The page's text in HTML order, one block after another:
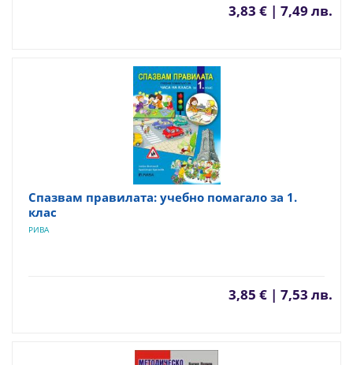
3,83 € | 7,49 лв.
Спазвам правилата: учебно помагало за 1.
клас
РИВА
3,85 € | 7,53 лв.